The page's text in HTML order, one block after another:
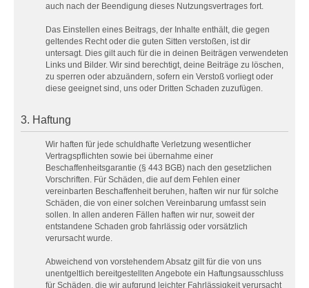
auch nach der Beendigung dieses Nutzungsvertrages fort.
Das Einstellen eines Beitrags, der Inhalte enthält, die gegen
geltendes Recht oder die guten Sitten verstoßen, ist dir
untersagt. Dies gilt auch für die in deinen Beiträgen verwendeten
Links und Bilder. Wir sind berechtigt, deine Beiträge zu löschen,
zu sperren oder abzuändern, sofern ein Verstoß vorliegt oder
diese geeignet sind, uns oder Dritten Schaden zuzufügen.
3. Haftung
Wir haften für jede schuldhafte Verletzung wesentlicher
Vertragspflichten sowie bei übernahme einer
Beschaffenheitsgarantie (§ 443 BGB) nach den gesetzlichen
Vorschriften. Für Schäden, die auf dem Fehlen einer
vereinbarten Beschaffenheit beruhen, haften wir nur für solche
Schäden, die von einer solchen Vereinbarung umfasst sein
sollen. In allen anderen Fällen haften wir nur, soweit der
entstandene Schaden grob fahrlässig oder vorsätzlich
verursacht wurde.
Abweichend von vorstehendem Absatz gilt für die von uns
unentgeltlich bereitgestellten Angebote ein Haftungsausschluss
für Schäden, die wir aufgrund leichter Fahrlässigkeit verursacht